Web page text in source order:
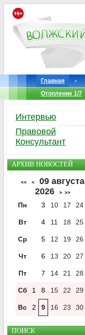
Главная
Отопление 1/7
Интервью
Правовой
Консультант
АРХИВ НОВОСТЕЙ
<< <
09 августа
2026
> >>
Пн 3 10 17 24
Вт 4 11 18 25
Ср 5 12 19 26
Чт 6 13 20 27
Пт 7 14 21 28
Сб 1 8 15 22 29
Вс 2 9 16 23 30
ПОИСК